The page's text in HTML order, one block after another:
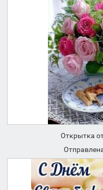
Открытка